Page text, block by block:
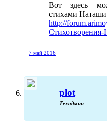
Вот здесь
стихами Наташи.
http://
Стихотворения-
7 май 2016
plot
Техадмин